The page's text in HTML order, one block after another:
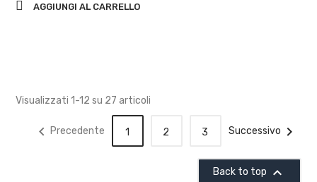
AGGIUNGI AL CARRELLO
Visualizzati 1-12 su 27 articoli
 Precedente 1 2 3 Successivo 
Back to top 